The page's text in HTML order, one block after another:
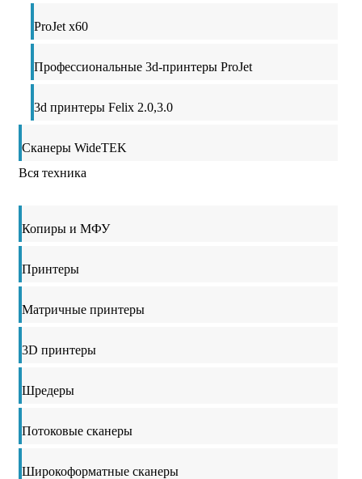
ProJet x60
Профессиональные 3d-принтеры ProJet
3d принтеры Felix 2.0,3.0
Сканеры WideTEK
Вся техника
Копиры и МФУ
Принтеры
Матричные принтеры
3D принтеры
Шредеры
Потоковые сканеры
Широкоформатные сканеры